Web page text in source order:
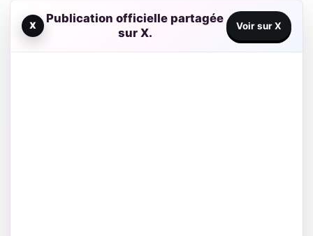
X
Publication officielle partagée
sur X.
Voir sur X